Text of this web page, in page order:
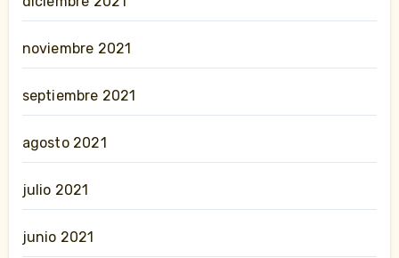
noviembre 2021
septiembre 2021
agosto 2021
julio 2021
junio 2021